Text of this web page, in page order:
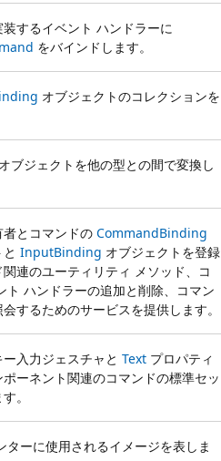
するイベント ハンドラーに
をバインドします。
オブジェクトのコレクションを
オブジェクトを他の型との間で変換し
とコマンドの CommandBinding
InputBinding オブジェクトを登録
連のユーティリティ メソッド、コ
ト ハンドラーの追加と削除、コマン
会するためのサービスを提供します。
入力ジェスチャと Text プロパティ
ーネント関連のコマンドの標準セッ
。
ターに使用されるイメージを表しま